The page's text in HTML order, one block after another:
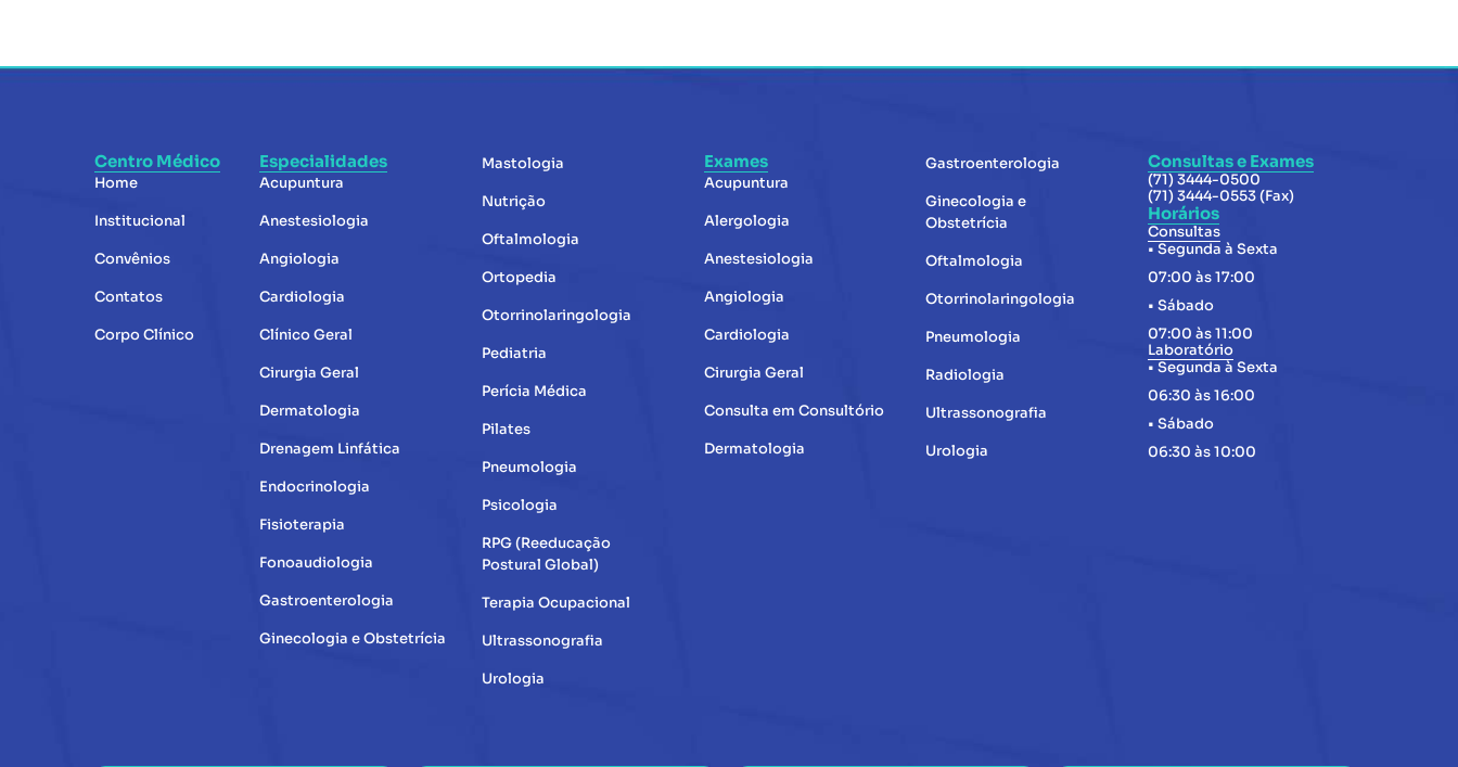
Centro Médico
Home
Institucional
Convênios
Contatos
Corpo Clínico
Especialidades
Acupuntura
Anestesiologia
Angiologia
Cardiologia
Clínico Geral
Cirurgia Geral
Dermatologia
Drenagem Linfática
Endocrinologia
Fisioterapia
Fonoaudiologia
Gastroenterologia
Ginecologia e Obstetrícia
Mastologia
Nutrição
Oftalmologia
Ortopedia
Otorrinolaringologia
Pediatria
Perícia Médica
Pilates
Pneumologia
Psicologia
RPG (Reeducação
Postural Global)
Terapia Ocupacional
Ultrassonografia
Urologia
Exames
Acupuntura
Alergologia
Anestesiologia
Angiologia
Cardiologia
Cirurgia Geral
Consulta em Consultório
Dermatologia
Gastroenterologia
Ginecologia e
Obstetrícia
Oftalmologia
Otorrinolaringologia
Pneumologia
Radiologia
Ultrassonografia
Urologia
Consultas e Exames
(71) 3444-0500
(71) 3444-0553 (Fax)
Horários
Consultas
• Segunda à Sexta
07:00 às 17:00
• Sábado
07:00 às 11:00
Laboratório
• Segunda à Sexta
06:30 às 16:00
• Sábado
06:30 às 10:00